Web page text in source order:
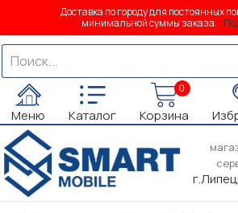
Доставка по городу для постоянных
минимальной суммы заказа.
Меню Каталог
0
Корзина